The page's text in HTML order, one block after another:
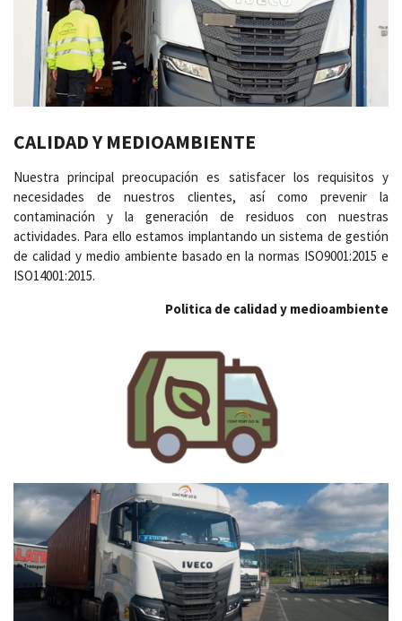
CALIDAD Y MEDIOAMBIENTE
Nuestra principal preocupación es satisfacer los requisitos y
necesidades de nuestros clientes, así como prevenir la
contaminación y la generación de residuos con nuestras
actividades. Para ello estamos implantando un sistema de gestión
de calidad y medio ambiente basado en la normas ISO9001:2015 e
ISO14001:2015.
Politica de calidad y medioambiente